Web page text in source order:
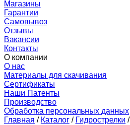
Магазины
Гарантии
Самовывоз
Отзывы
Вакансии
Контакты
О компании
О нас
Материалы для скачивания
Сертификаты
Наши Патенты
Производство
Обработка персональных данных
Главная / Каталог / Гидрострелки /